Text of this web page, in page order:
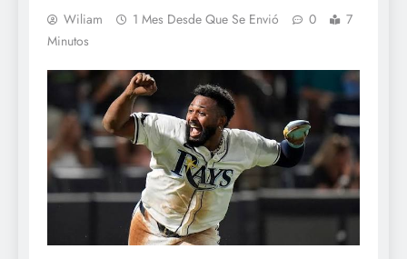
Wiliam 1 Mes Desde Que Se Envió 0
7
Minutos